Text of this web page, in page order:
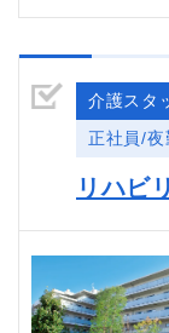
介護スタ
正社員/夜
リハビ